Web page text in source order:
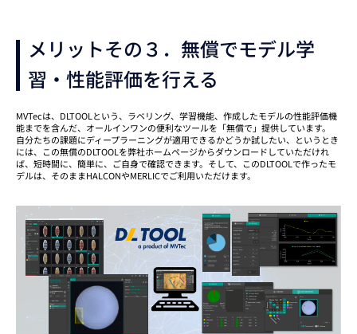
メリットその３．無償でモデル学
習・性能評価を行える
MVTecは、DLTOOLという、ラベリング、学習機能、作成したモデルの性能評価機
能までを含んだ、オールインワンの便利なツールを「無償で」提供しています。
自分たちの課題にディープラーニングが適用できるかどうか試したい、というとき
には、この無償のDLTOOLを弊社ホームページからダウンロードしていただけれ
ば、短時間に、簡単に、ご自身で確認できます。そして、このDLTOOLで作ったモ
デルは、そのままHALCONやMERLICでご利用いただけます。